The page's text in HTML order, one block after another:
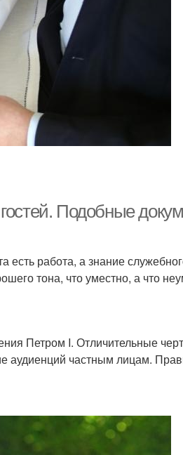
Подобные
работа, а знание
тона, что уместно, а что
Петром I. Отличительные
аудиенций частным лицам.